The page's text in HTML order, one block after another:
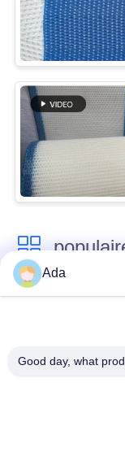
het netwerkriem
Ada
Good day, what